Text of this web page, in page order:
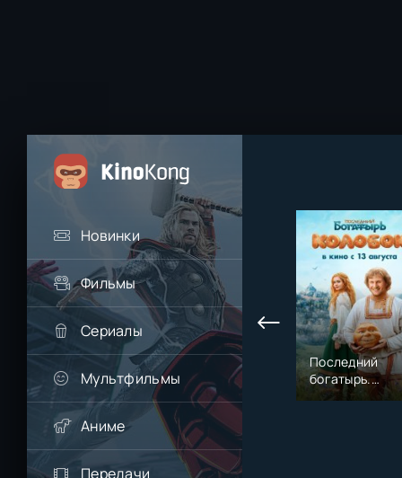
Новинки
Фильмы
Сериалы
Мультфильмы
Аниме
Передачи
Последний
богатырь.
Колобок (2026)